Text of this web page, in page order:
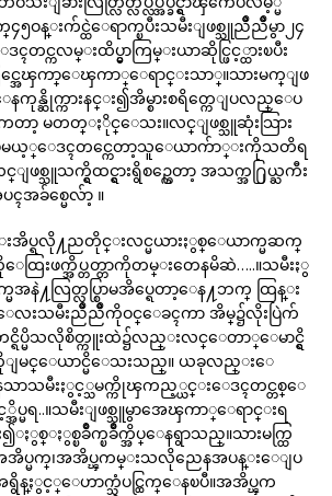
၅ဝန္းက်င္ထဲေရာက္ၿပီးသမီးျဖစ္သူညိဳညိဳမွာ၂၄
ဒၚတင္ကလမ္းထိပ္မွာကြမ္းယာဆိုင္ဖြင့္ထားၿပီး
င္အေၾကာ္ေၾကာ္ေရာင္းသာ္။သားမက္ျဖ
န္ဆိုက္ကားနင္း၍အိမ္စားစရိတ္ကေျပလည္ေပ
ကေတာ့ မတတ္ႏိုင္ေသး။လင္ျဖစ္သူဆုံးသြား
ယ့္ေဒၚတင္ကေတာ့သူေယာက်ာ္းကိုသတိရ
စ္သူသက္ရွိထင္ရွားရွိစဥ္ကေတာ့ အသက္အ႐ြယ္ႀကီး
ခ်စ္မေလ်ာ့ ။
င္းအိပ္ရလို႔ညတိုင္းလင္မယားႏွစ္ေယာက္မဆက္
းဖက္အိပ္တတ္တာကိုတမ္းတေနမိဆဲ…..။သမီးႏွ
နဲ႔လြတ္လပ္စြာမအိပ္ရေတာ့ေန႔ဘက္ ထြန္း
ေလးသမီးညိဳညိဳကိုဝင္ေခၚကာ အိမ္၌လိုးပြဲက်
ရိပ္မိသလိုစိတ္ကူးထဲ၌လည္းလင္ေတာ္ေမာင္ရွိ
မင္ေယာင္မိေသးသည္။ ယခုလည္းေ
ာသမီးႏွင့္သမက္ကိုၾကည့္ယင္းေဒၚတင္တစ္ေ
င့္အိပ္မရ..။သမီးျဖစ္သူမွာအေၾကာ္ေရာင္းရ
ႏွစ္ႏွစ္ၿခိဳက္ၿခိဳက္အိပ္ေနရွာသည္။သားမက္ထြ
ပ္မက္၊အအိပ္ၾကမ္းသလိုညေနအပန္းေျပ
ရွိန္ႏွင့္ေဟာက္သံပင္ထြက္ေနၿပီ။အအိပ္ၾက